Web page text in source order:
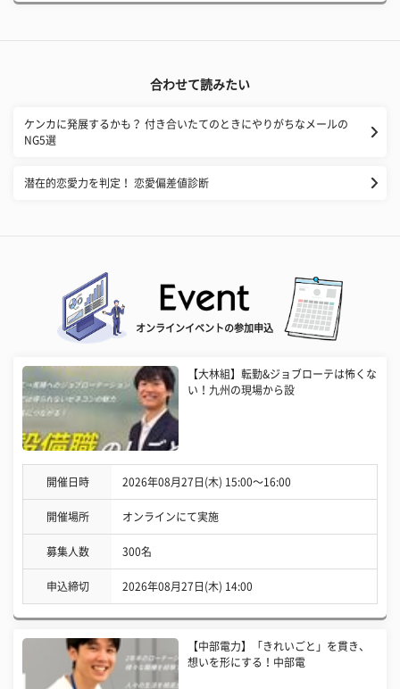
合わせて読みたい
ケンカに発展するかも？ 付き合いたてのときにやりがちなメールの
NG5選
潜在的恋愛力を判定！ 恋愛偏差値診断
オンラインイベントの参加申込
【大林組】転勤&ジョブローテは怖くな
い！九州の現場から設
開催日時 2026年08月27日(木) 15:00〜16:00
開催場所 オンラインにて実施
募集人数 300名
申込締切 2026年08月27日(木) 14:00
【中部電力】「きれいごと」を貫き、
想いを形にする！中部電